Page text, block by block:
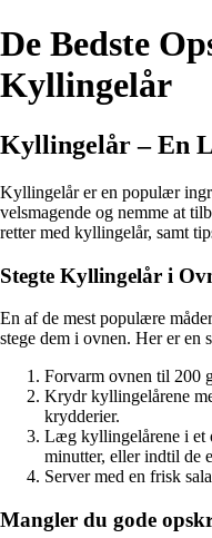
De Bedste
Kyllingelår
Kyllingelår – En
Kyllingelår er en populær
velsmagende og nemme at
retter med kyllingelår, samt
Stegte Kyllingelår i
En af de mest populære
stege dem i ovnen. Her er en
Forvarm ovnen til 200
Krydr kyllingelårene
krydderier.
Læg kyllingelårene i et
minutter, eller indtil de
Server med en frisk
Mangler du gode